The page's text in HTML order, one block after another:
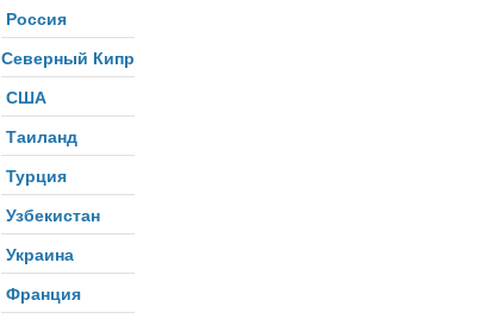
Россия
Северный Кипр
США
Таиланд
Турция
Узбекистан
Украина
Франция